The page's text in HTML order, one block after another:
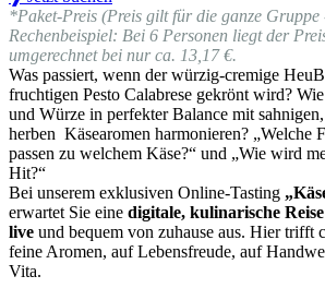
*Paket-Preis (Preis gilt für die ganze
Rechenbeispiel: Bei 6 Personen liegt der
umgerechnet bei nur ca. 13,17 €.
Was passiert, wenn der würzig-cremige
fruchtigen Pesto Calabrese gekrönt wird?
und Würze in perfekter Balance mit
herben Käsearomen harmonieren? „Welche
passen zu welchem Käse?“ und „Wie wird
Hit?“
Bei unserem exklusiven Online-Tasting
erwartet Sie eine digitale, kulinarische Reise
live und bequem von zuhause aus. Hier trifft
feine Aromen, auf Lebensfreude, auf
Vita.